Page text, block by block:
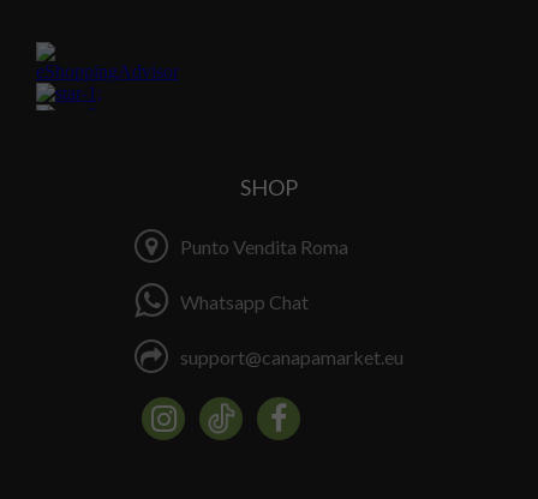
SHOP
Punto Vendita Roma
Whatsapp Chat
support@canapamarket.eu